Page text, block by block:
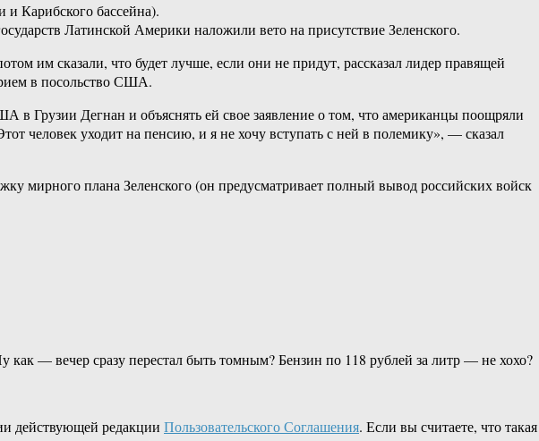
Карибского бассейна).
Латинской Америки наложили вето на присутствие Зеленского.
им сказали, что будет лучше, если они не придут, рассказал лидер правящей
в посольство США.
в Грузии Дегнан и объяснять ей свое заявление о том, что американцы поощряли
человек уходит на пенсию, и я не хочу вступать с ней в полемику», — сказал
мирного плана Зеленского (он предусматривает полный вывод российских войск
— вечер сразу перестал быть томным? Бензин по 118 рублей за литр — не хохо?
действующей редакции Пользовательского Соглашения. Если вы считаете, что такая